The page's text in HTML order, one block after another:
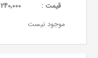
قيمت :
240,000 ریال
موجود نیست